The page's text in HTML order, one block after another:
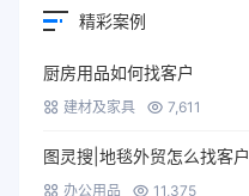
精彩案例
厨房用品如何找客户
建材及家具 7,611
图灵搜|地毯外贸怎么找客户
办公用品 11,375